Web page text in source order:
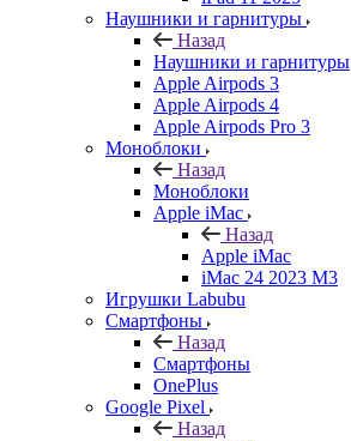
Наушники и гарнитуры
Назад
Наушники и гарнитуры
Apple Airpods 3
Apple Airpods 4
Apple Airpods Pro 3
Моноблоки
Назад
Моноблоки
Apple iMac
Назад
Apple iMac
iMac 24 2023 M3
Игрушки Labubu
Смартфоны
Назад
Смартфоны
OnePlus
Google Pixel
Назад